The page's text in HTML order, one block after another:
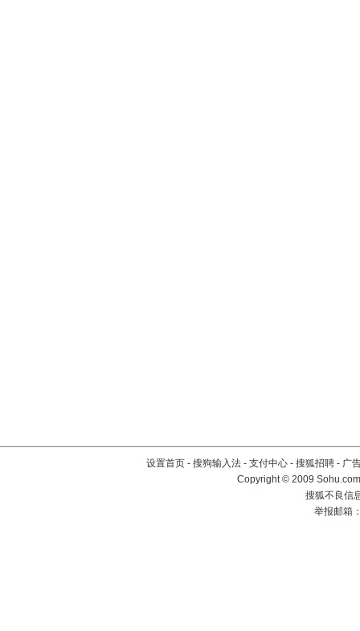
设置首页 - 搜狗输入法 - 支付中心 - 搜狐招聘 - 广
Copyright © 2009
搜狐不良信
举报邮箱